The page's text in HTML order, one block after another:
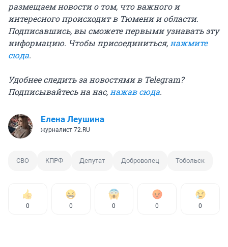
размещаем новости о том, что важного и
интересного происходит в Тюмени и области.
Подписавшись, вы сможете первыми узнавать эту
информацию. Чтобы присоединиться, нажмите
сюда.
Удобнее следить за новостями в Telegram?
Подписывайтесь на нас, нажав сюда.
Елена Леушина
журналист 72.RU
СВО КПРФ Депутат Доброволец Тобольск
0 0 0 0 0